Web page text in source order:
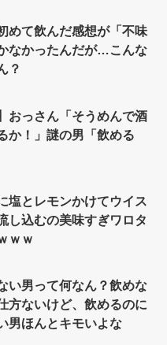
めて飲んだ感想が「不味
なかったんだが…こんな
？
おっさん「そうめんで酒
か！」謎の男「飲める
塩とレモンかけてウイス
し込むの美味すぎワロタ
ｗｗ
い男って何なん？飲めな
方ないけど、飲めるのに
男ほんとキモいよな